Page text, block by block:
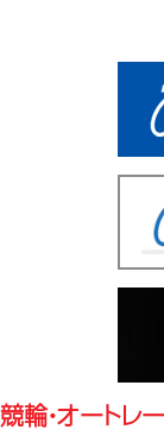
競輪・オートレ